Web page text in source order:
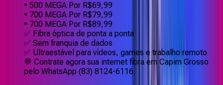
• 500 MEGA Por R$69,99
• 700 MEGA Por R$79,99
• 700 MEGA Por R$89,99
✅ Fibra óptica de ponta a ponta
✅ Sem franquia de dados
✅ Ultraestável para vídeos, games e trabalho remoto
💬 Contrate agora sua internet fibra em Capim Grosso
pelo WhatsApp (83) 8124-6116.